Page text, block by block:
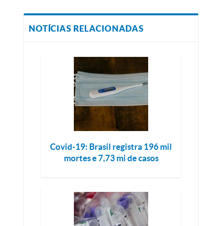
NOTÍCIAS RELACIONADAS
Covid-19: Brasil registra 196 mil
mortes e 7,73 mi de casos